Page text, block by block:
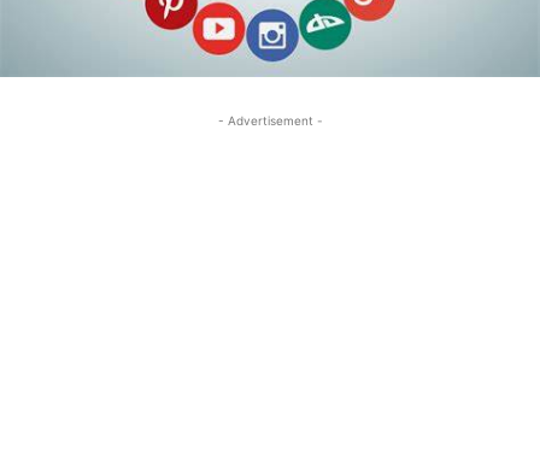
- Advertisement -